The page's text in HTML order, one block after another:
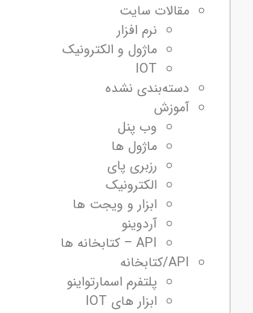
مقالات سایت
نرم افزار
ماژول و الکترونیک
IOT
دسته‌بندی نشده
آموزش
وب پنل
ماژول ها
رزبری پای
الکترونیک
ابزار و ویجت ها
آردوینو
API – کتابخانه ها
API/کتابخانه
پلتفرم اسمارتواینو
ابزار های IOT